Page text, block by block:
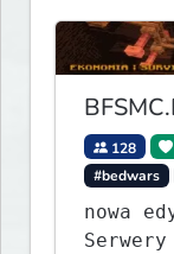
128
#bedwars
nowa